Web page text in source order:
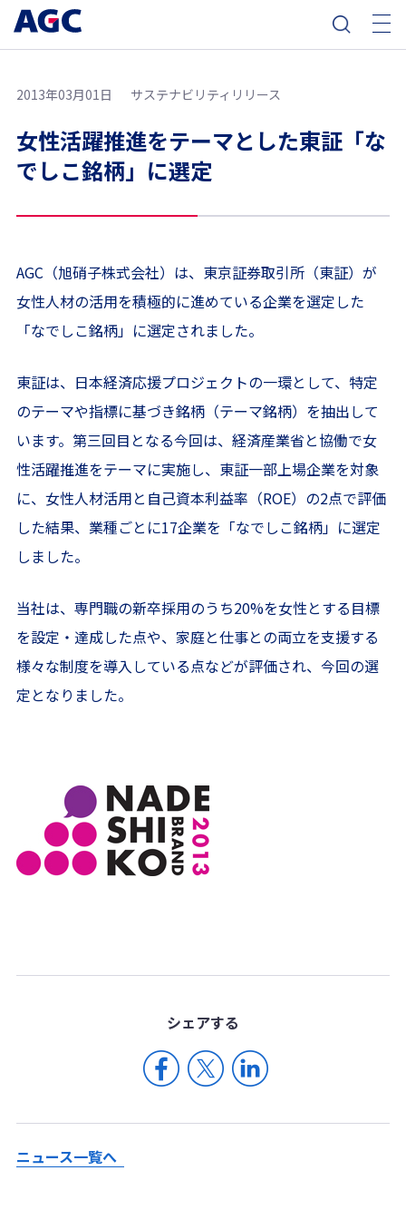
2013年03月01日 サステナビリティリリース
女性活躍推進をテーマとした東証「な
でしこ銘柄」に選定
AGC（旭硝子株式会社）は、東京証券取引所（東証）が
女性人材の活用を積極的に進めている企業を選定した
「なでしこ銘柄」に選定されました。
東証は、日本経済応援プロジェクトの一環として、特定
のテーマや指標に基づき銘柄（テーマ銘柄）を抽出して
います。第三回目となる今回は、経済産業省と協働で女
性活躍推進をテーマに実施し、東証一部上場企業を対象
に、女性人材活用と自己資本利益率（ROE）の2点で評価
した結果、業種ごとに17企業を「なでしこ銘柄」に選定
しました。
当社は、専門職の新卒採用のうち20%を女性とする目標
を設定・達成した点や、家庭と仕事との両立を支援する
様々な制度を導入している点などが評価され、今回の選
定となりました。
シェアする
ニュース一覧へ